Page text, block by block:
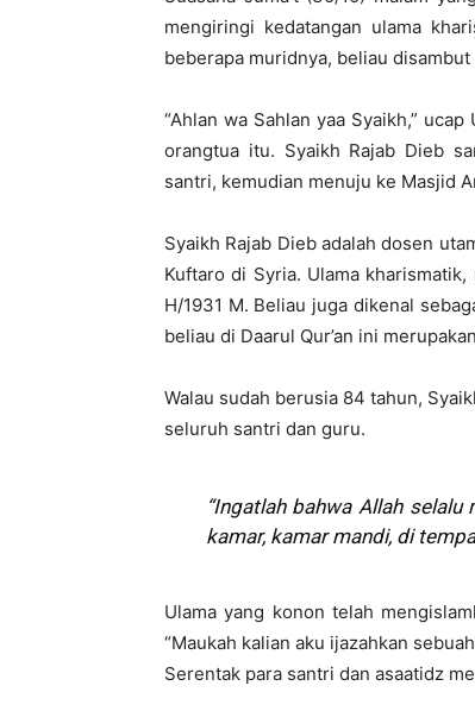
mengiringi kedatangan ulama
beberapa muridnya, beliau
“Ahlan wa Sahlan yaa Syaikh,”
orangtua itu. Syaikh Rajab Dieb
santri, kemudian menuju ke Masjid
Syaikh Rajab Dieb adalah dosen
Kuftaro di Syria. Ulama
H/1931 M. Beliau juga dikenal
beliau di Daarul Qur’an ini
Walau sudah berusia 84 tahun,
seluruh santri dan guru.
“Ingatlah bahwa Allah
kamar, kamar mandi, di
Ulama yang konon telah
“Maukah kalian aku ijazahkan
Serentak para santri dan asaatidz